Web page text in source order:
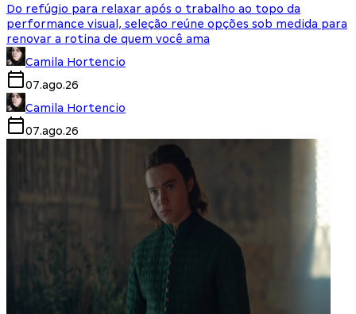
Do refúgio para relaxar após o trabalho ao topo da
performance visual, seleção reúne opções sob medida para
renovar a rotina de quem você ama
Camila Hortencio
07.ago.26
Camila Hortencio
07.ago.26